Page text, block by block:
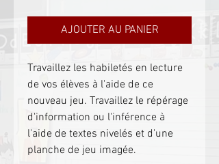
AJOUTER AU PANIER
Travaillez les habiletés en lecture
de vos élèves à l'aide de ce
nouveau jeu. Travaillez le répérage
d'information ou l'inférence à
l'aide de textes nivelés et d'une
planche de jeu imagée.